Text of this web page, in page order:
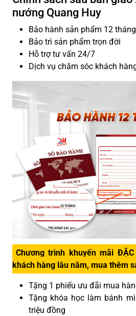
nướng Quang Huy
Bảo hành sản phẩm 12 tháng
Bảo trì sản phẩm trọn đời
Hỗ trợ tư vấn 24/7
Dịch vụ chăm sóc khách
Chương trình khuyến mãi
khách hàng lâu năm, mua thêm
Tặng 1 phiếu ưu đãi mua
Tặng khóa học làm bánh
triệu đồng